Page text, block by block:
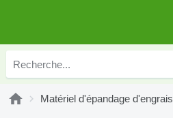
Matériel d'épandage d'engrais